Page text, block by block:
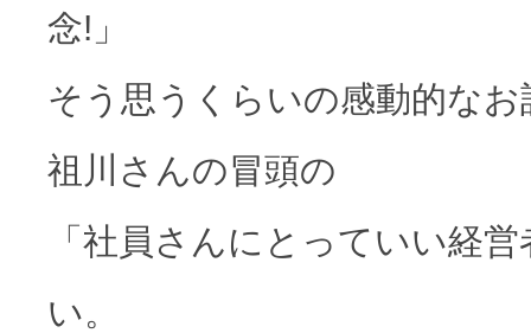
念!」
そう思うくらいの感動的な
祖川さんの冒頭の
「社員さんにとっていい経
い。